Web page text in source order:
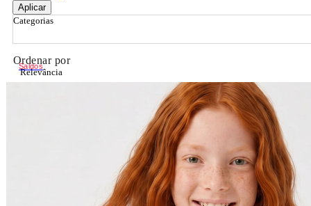
Aplicar
Categorias
Ordenar por
Relevância
Nome do Produto A - Z
Nome do Produto Z - A
Saldos